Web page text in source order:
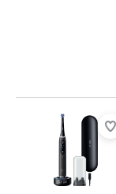
Beoordeling is 8,6